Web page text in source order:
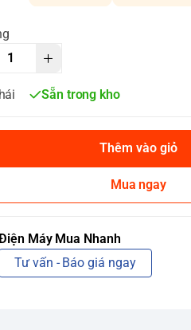
Sẵn trong kho
Thêm vào giỏ
Mua ngay
Máy Mua Nhanh
Tư vấn - Báo giá ngay